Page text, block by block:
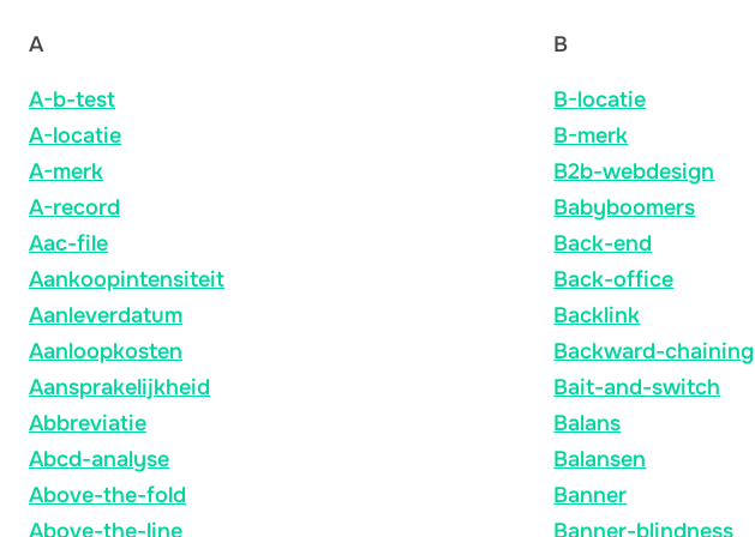
A
A-b-test
A-locatie
A-merk
A-record
Aac-file
Aankoopintensiteit
Aanleverdatum
Aanloopkosten
Aansprakelijkheid
Abbreviatie
Abcd-analyse
Above-the-fold
Above-the-line
B
B-locatie
B-merk
B2b-webdesign
Babyboomers
Back-end
Back-office
Backlink
Backward-chaining
Bait-and-switch
Balans
Balansen
Banner
Banner-blindness